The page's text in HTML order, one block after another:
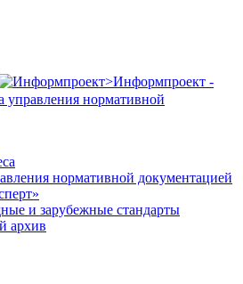
>Информпроект -
управления нормативной
нормативной документацией
и зарубежные стандарты
архив